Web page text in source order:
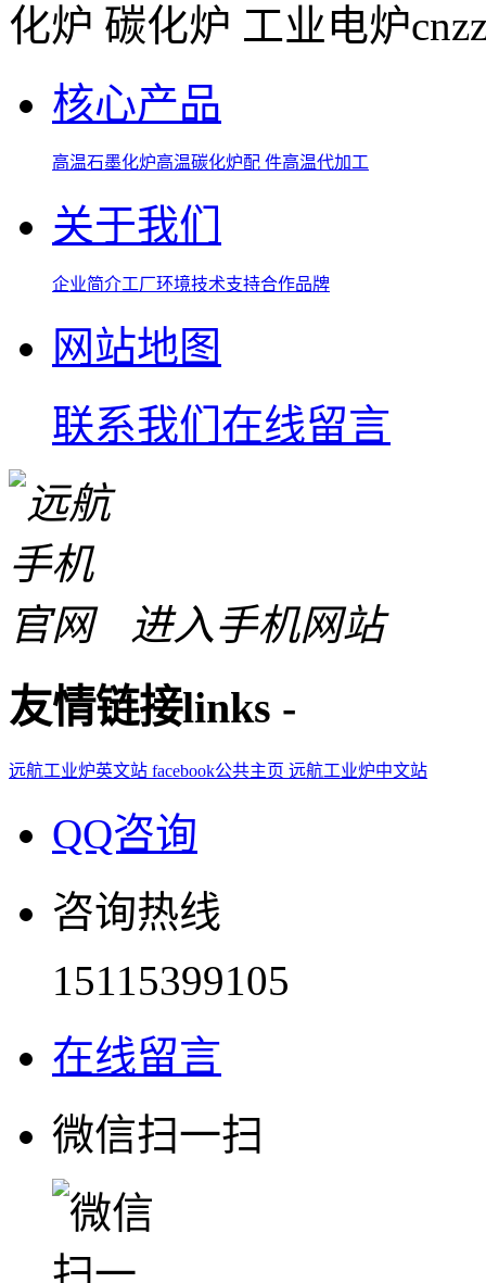
化炉 碳化炉 工业电炉
核心产品
高温石墨化炉高温碳化炉配 件高温代加工
关于我们
企业简介工厂环境技术支持合作品牌
网站地图
联系我们 在线留言
进入手机网站
友情链接links -
远航工业炉英文站 facebook公共主页 远航工业炉中文站
QQ咨询
咨询热线
15115399105
在线留言
微信扫一扫